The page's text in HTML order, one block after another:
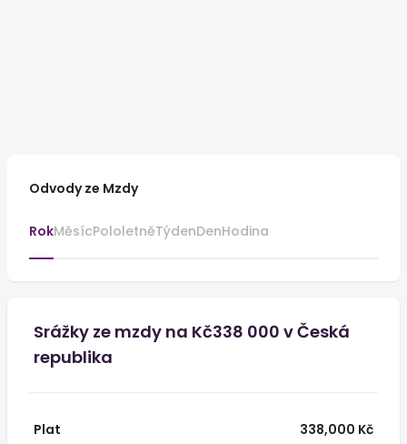
Odvody ze Mzdy
RokMěsícPololetněTýdenDenHodina
Srážky ze mzdy na Kč338 000 v Česká
republika
Plat
338,000 Kč